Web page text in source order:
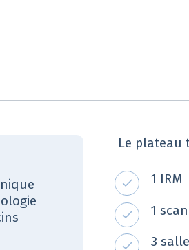
Le plateau
1 IRM
1
3